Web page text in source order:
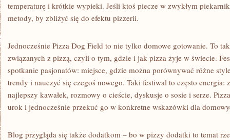
temperaturę i krótkie wypieki. Jeśli ktoś piecze w zwykłym
metody, by zbliżyć się do efektu pizzerii.
Jednocześnie Pizza Dog Field to nie tylko domowe gotowanie. To
związanych z pizzą, czyli o tym, gdzie i jak pizza żyje w świecie.
spotkanie pasjonatów: miejsce, gdzie można porównywać różne
trendy i nauczyć się czegoś nowego. Taki festiwal to często
najlepszy kawałek, rozmowy o cieście, dyskusje o sosie i serze.
urok i jednocześnie przekuć go w konkretne wskazówki dla
Blog przygląda się także dodatkom – bo w pizzy dodatki to temat